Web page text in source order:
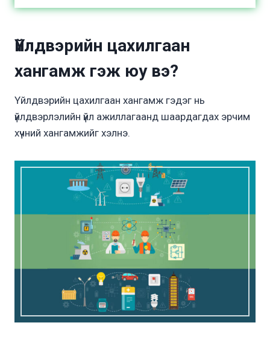
Үйлдвэрийн цахилгаан
хангамж гэж юу вэ?
Үйлдвэрийн цахилгаан хангамж гэдэг нь
үйлдвэрлэлийн үйл ажиллагаанд шаардагдах эрчим
хүчний хангамжийг хэлнэ.